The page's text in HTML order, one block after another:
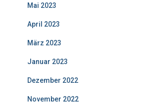
Mai 2023
April 2023
März 2023
Januar 2023
Dezember 2022
November 2022